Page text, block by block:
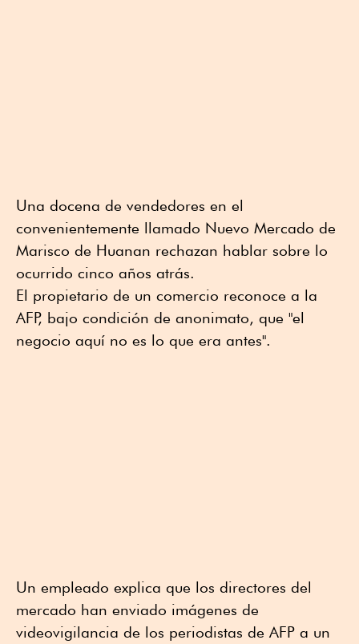
Una docena de vendedores en el
convenientemente llamado Nuevo Mercado de
Marisco de Huanan rechazan hablar sobre lo
ocurrido cinco años atrás.
El propietario de un comercio reconoce a la
AFP, bajo condición de anonimato, que "el
negocio aquí no es lo que era antes".
Un empleado explica que los directores del
mercado han enviado imágenes de
videovigilancia de los periodistas de AFP a un